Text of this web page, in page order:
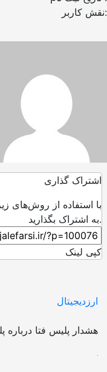
نقش کاربر:
اشتراک گذاری
با استفاده از روش‌های
به اشتراک بگذارید.
کپی لینک
ارزدیجیتال
هشدار پلیس فتا درباره